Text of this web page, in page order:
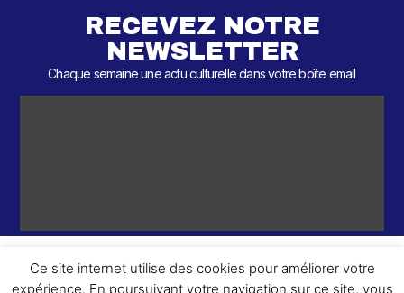
RECEVEZ NOTRE
NEWSLETTER
Chaque semaine une actu culturelle dans votre boîte email
Ce site internet utilise des cookies pour améliorer votre
expérience. En poursuivant votre navigation sur ce site, vous